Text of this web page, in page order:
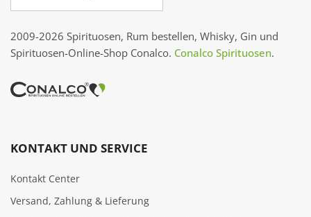
2009-2026 Spirituosen, Rum bestellen, Whisky, Gin und
Spirituosen-Online-Shop Conalco. Conalco Spirituosen.
KONTAKT UND SERVICE
Kontakt Center
Versand, Zahlung & Lieferung